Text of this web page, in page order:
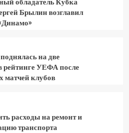
Брылин возглавил
на две
рейтинге УЕФА после
матчей клубов
расходы на ремонт и
транспорта